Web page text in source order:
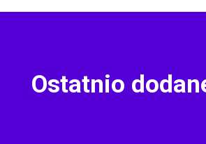
Ostatnio